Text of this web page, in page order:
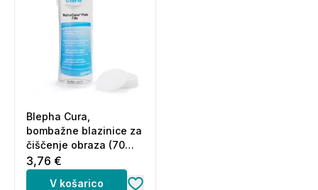
Blepha Cura,
bombažne blazinice za
čiščenje obraza (70
blazinic)
3,76 €
V košarico